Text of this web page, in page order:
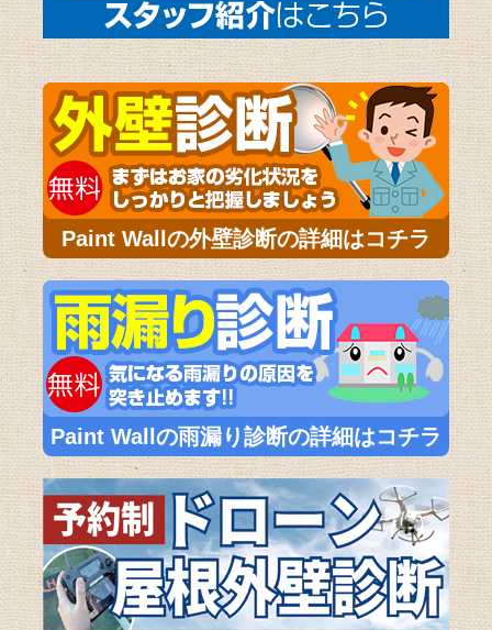
Paint Wallの外壁診断の詳細はコチラ
Paint Wallの雨漏り診断の詳細はコチラ